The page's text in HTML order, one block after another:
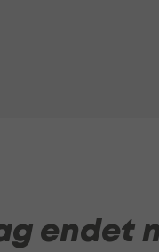
endet